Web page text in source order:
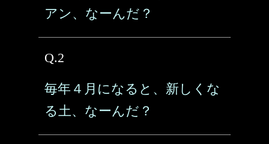
アン、なーんだ？
Q.2
毎年４月になると、新しくな
る土、なーんだ？